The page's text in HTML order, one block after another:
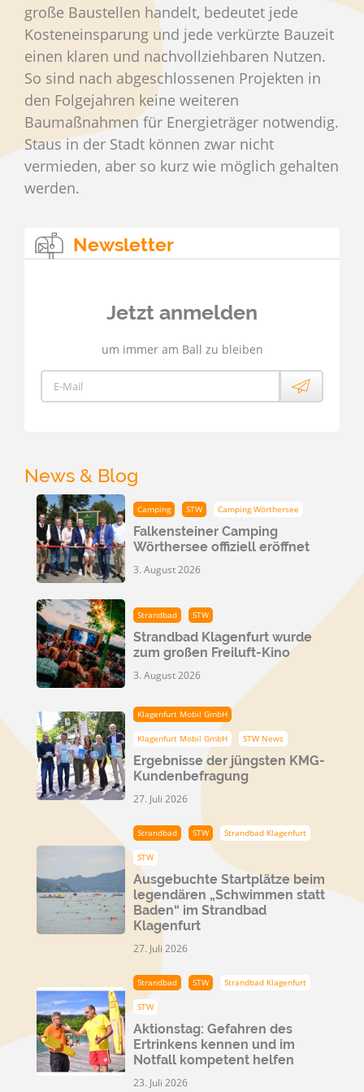
große Baustellen handelt, bedeutet jede
Kosteneinsparung und jede verkürzte Bauzeit
einen klaren und nachvollziehbaren Nutzen.
So sind nach abgeschlossenen Projekten in
den Folgejahren keine weiteren
Baumaßnahmen für Energieträger notwendig.
Staus in der Stadt können zwar nicht
vermieden, aber so kurz wie möglich gehalten
werden.
Newsletter
Jetzt anmelden
um immer am Ball zu bleiben
E-Mail
News & Blog
Camping STW Camping Wörthersee
Falkensteiner Camping
Wörthersee offiziell eröffnet
3. August 2026
Strandbad STW
Strandbad Klagenfurt wurde
zum großen Freiluft-Kino
3. August 2026
Klagenfurt Mobil GmbH
Klagenfurt Mobil GmbH STW News
Ergebnisse der jüngsten KMG-
Kundenbefragung
27. Juli 2026
Strandbad STW Strandbad Klagenfurt
STW
Ausgebuchte Startplätze beim
legendären „Schwimmen statt
Baden“ im Strandbad
Klagenfurt
27. Juli 2026
Strandbad STW Strandbad Klagenfurt
STW
Aktionstag: Gefahren des
Ertrinkens kennen und im
Notfall kompetent helfen
23. Juli 2026